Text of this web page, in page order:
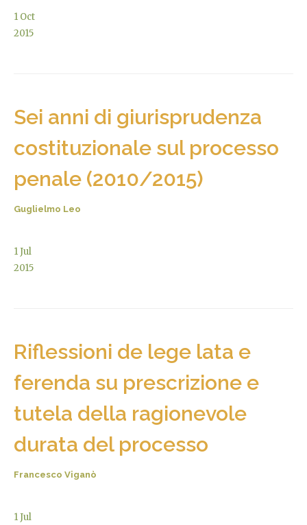
1 Oct
2015
Sei anni di giurisprudenza
costituzionale sul processo
penale (2010/2015)
Guglielmo Leo
1Jul
2015
Riflessioni de lege lata e
ferenda su prescrizione e
tutela della ragionevole
durata del processo
Francesco Viganò
1Jul